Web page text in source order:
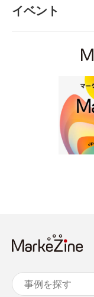
イベント